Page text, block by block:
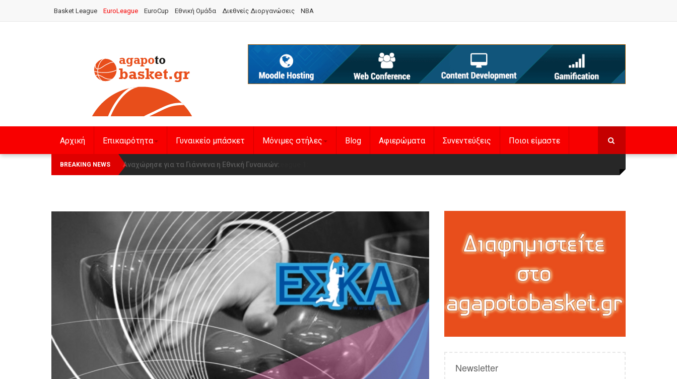
Basket League EuroLeague EuroCup Εθνική Ομάδα Διεθνείς Διοργανώσεις NBA
Αρχική Επικαιρότητα Γυναικείο μπάσκετ Μόνιμες στήλες Blog Αφιερώματα Συνεντεύξεις Ποιοι είμαστε
BREAKING NEWS Οι Πάνθηρες Καβάλας στην Women Basketball League 1
Αναχώρησε για τα Γιάννενα η Εθνική Γυναικών
Newsletter